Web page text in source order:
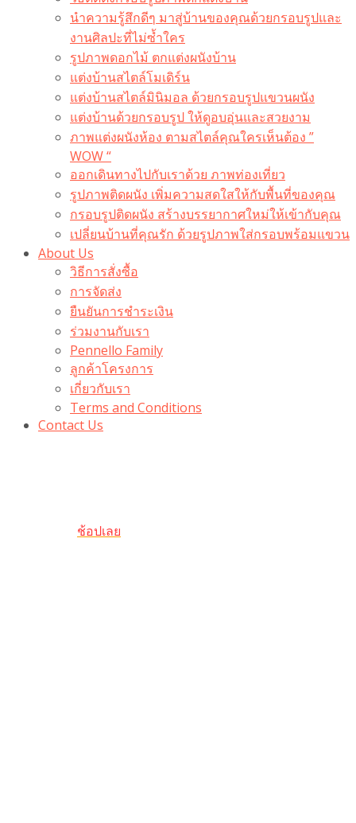
นำความรู้สึกดีๆ มาสู่บ้านของคุณด้วยกรอบรูปและ
งานศิลปะที่ไม่ซ้ำใคร
รูปภาพดอกไม้ ตกแต่งผนังบ้าน
แต่งบ้านสไตล์โมเดิร์น
แต่งบ้านสไตล์มินิมอล ด้วยกรอบรูปแขวนผนัง
แต่งบ้านด้วยกรอบรูป ให้ดูอบอุ่นและสวยงาม
ภาพแต่งผนังห้อง ตามสไตล์คุณใครเห็นต้อง ”
WOW “
ออกเดินทางไปกับเราด้วย ภาพท่องเที่ยว
รูปภาพติดผนัง เพิ่มความสดใสให้กับพื้นที่ของคุณ
กรอบรูปติดผนัง สร้างบรรยากาศใหม่ให้เข้ากับคุณ
เปลี่ยนบ้านที่คุณรัก ด้วยรูปภาพใส่กรอบพร้อมแขวน​
About Us
วิธีการสั่งซื้อ
การจัดส่ง
ยืนยันการชำระเงิน
ร่วมงานกับเรา
Pennello Family
ลูกค้าโครงการ
เกี่ยวกับเรา
Terms and Conditions
Contact Us
ช้อปเลย